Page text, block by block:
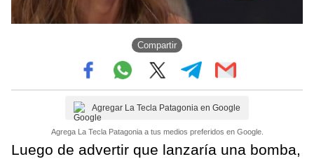
Compartir
Agregar La Tecla Patagonia en Google
Agrega La Tecla Patagonia a tus medios preferidos en Google.
Luego de advertir que lanzaría una bomba,